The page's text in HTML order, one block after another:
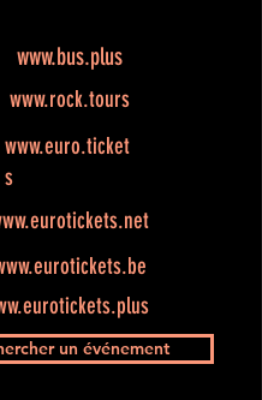
www.bus.plus
www.rock.tours
www.euro.ticket
s
un événement